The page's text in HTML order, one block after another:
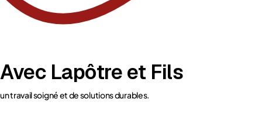
Avec Lapôtre et Fils
un travail soigné et de solutions durables.